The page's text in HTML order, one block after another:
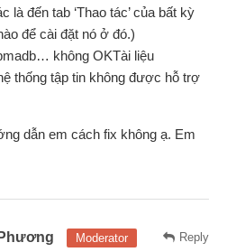
là đến tab ‘Thao tác’ của bất kỳ
để cài đặt nó ở đó.)
không OKTài liệu
thống tập tin không được hỗ trợ
dẫn em cách fix không ạ. Em
Reply
Moderator